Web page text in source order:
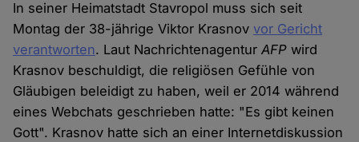
In seiner Heimatstadt Stavropol muss sich seit
Montag der 38-jährige Viktor Krasnovvor Gericht
verantworten. Laut NachrichtenagenturAFP wird
Krasnov beschuldigt, die religiösen Gefühle von
Gläubigen beleidigt zu haben, weil er 2014 während
eines Webchats geschrieben hatte: "Es gibt keinen
Gott". Krasnov hatte sich an einer Internetdiskussion